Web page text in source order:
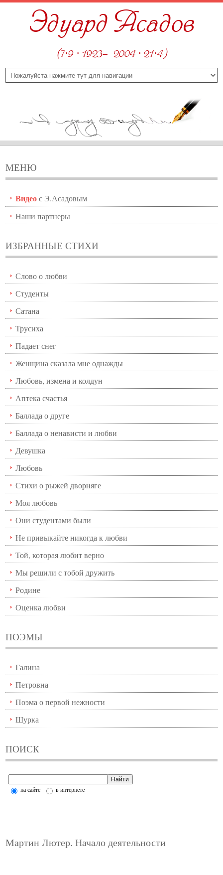
Эдуард Асадов
(7·9 · 1923—2004 · 21·4)
МЕНЮ
Видеос Э.Асадовым
Наши партнеры
ИЗБРАННЫЕ СТИХИ
Слово о любви
Студенты
Сатана
Трусиха
Падает снег
Женщина сказала мне однажды
Любовь, измена и колдун
Аптека счастья
Баллада о друге
Баллада о ненависти и любви
Девушка
Любовь
Стихи о рыжей дворняге
Моя любовь
Они студентами были
Не привыкайте никогда к любви
Той, которая любит верно
Мы решили с тобой дружить
Родине
Оценка любви
ПОЭМЫ
Галина
Петровна
Поэма о первой нежности
Шурка
ПОИСК
на сайте в интернете
Мартин Лютер. Начало деятельности